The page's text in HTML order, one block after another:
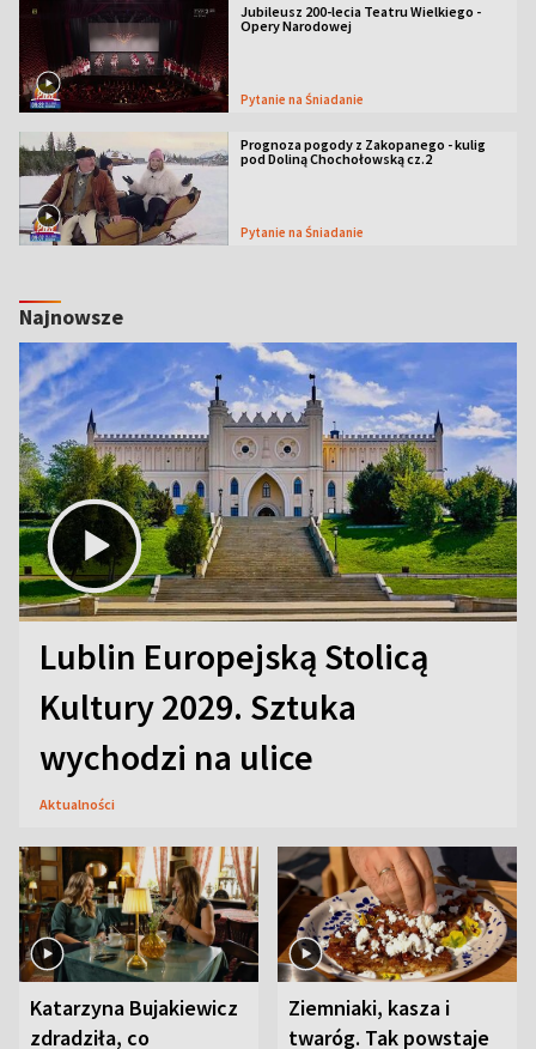
Jubileusz 200-lecia Teatru Wielkiego -
Opery Narodowej
Pytanie na Śniadanie
Prognoza pogody z Zakopanego - kulig
pod Doliną Chochołowską cz.2
Pytanie na Śniadanie
Najnowsze
Lublin Europejską Stolicą
Kultury 2029. Sztuka
wychodzi na ulice
Aktualności
Katarzyna Bujakiewicz
zdradziła, co
Ziemniaki, kasza i
twaróg. Tak powstaje